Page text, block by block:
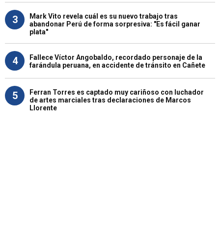
3
Mark Vito revela cuál es su nuevo trabajo tras
abandonar Perú de forma sorpresiva: "Es fácil ganar
plata"
4
Fallece Víctor Angobaldo, recordado personaje de la
farándula peruana, en accidente de tránsito en Cañete
5
Ferran Torres es captado muy cariñoso con luchador
de artes marciales tras declaraciones de Marcos
Llorente